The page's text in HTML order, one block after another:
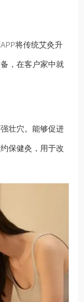
将传统艾灸升
，在客户家中就
壮穴。能够促进
保健灸，用于改